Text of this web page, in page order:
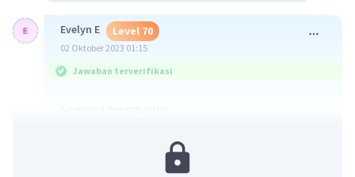
Evelyn E Level 70
02 Oktober 2023 01:15
Jawaban terverifikasi